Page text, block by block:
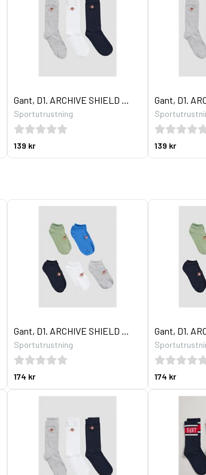
Gant, D1. ARCHIVE SHIELD ...
Sportutrustning
139 kr
Gant, D1.
139 kr
Gant, D1. ARCHIVE SHIELD ...
Sportutrustning
174 kr
Gant, D1.
174 kr